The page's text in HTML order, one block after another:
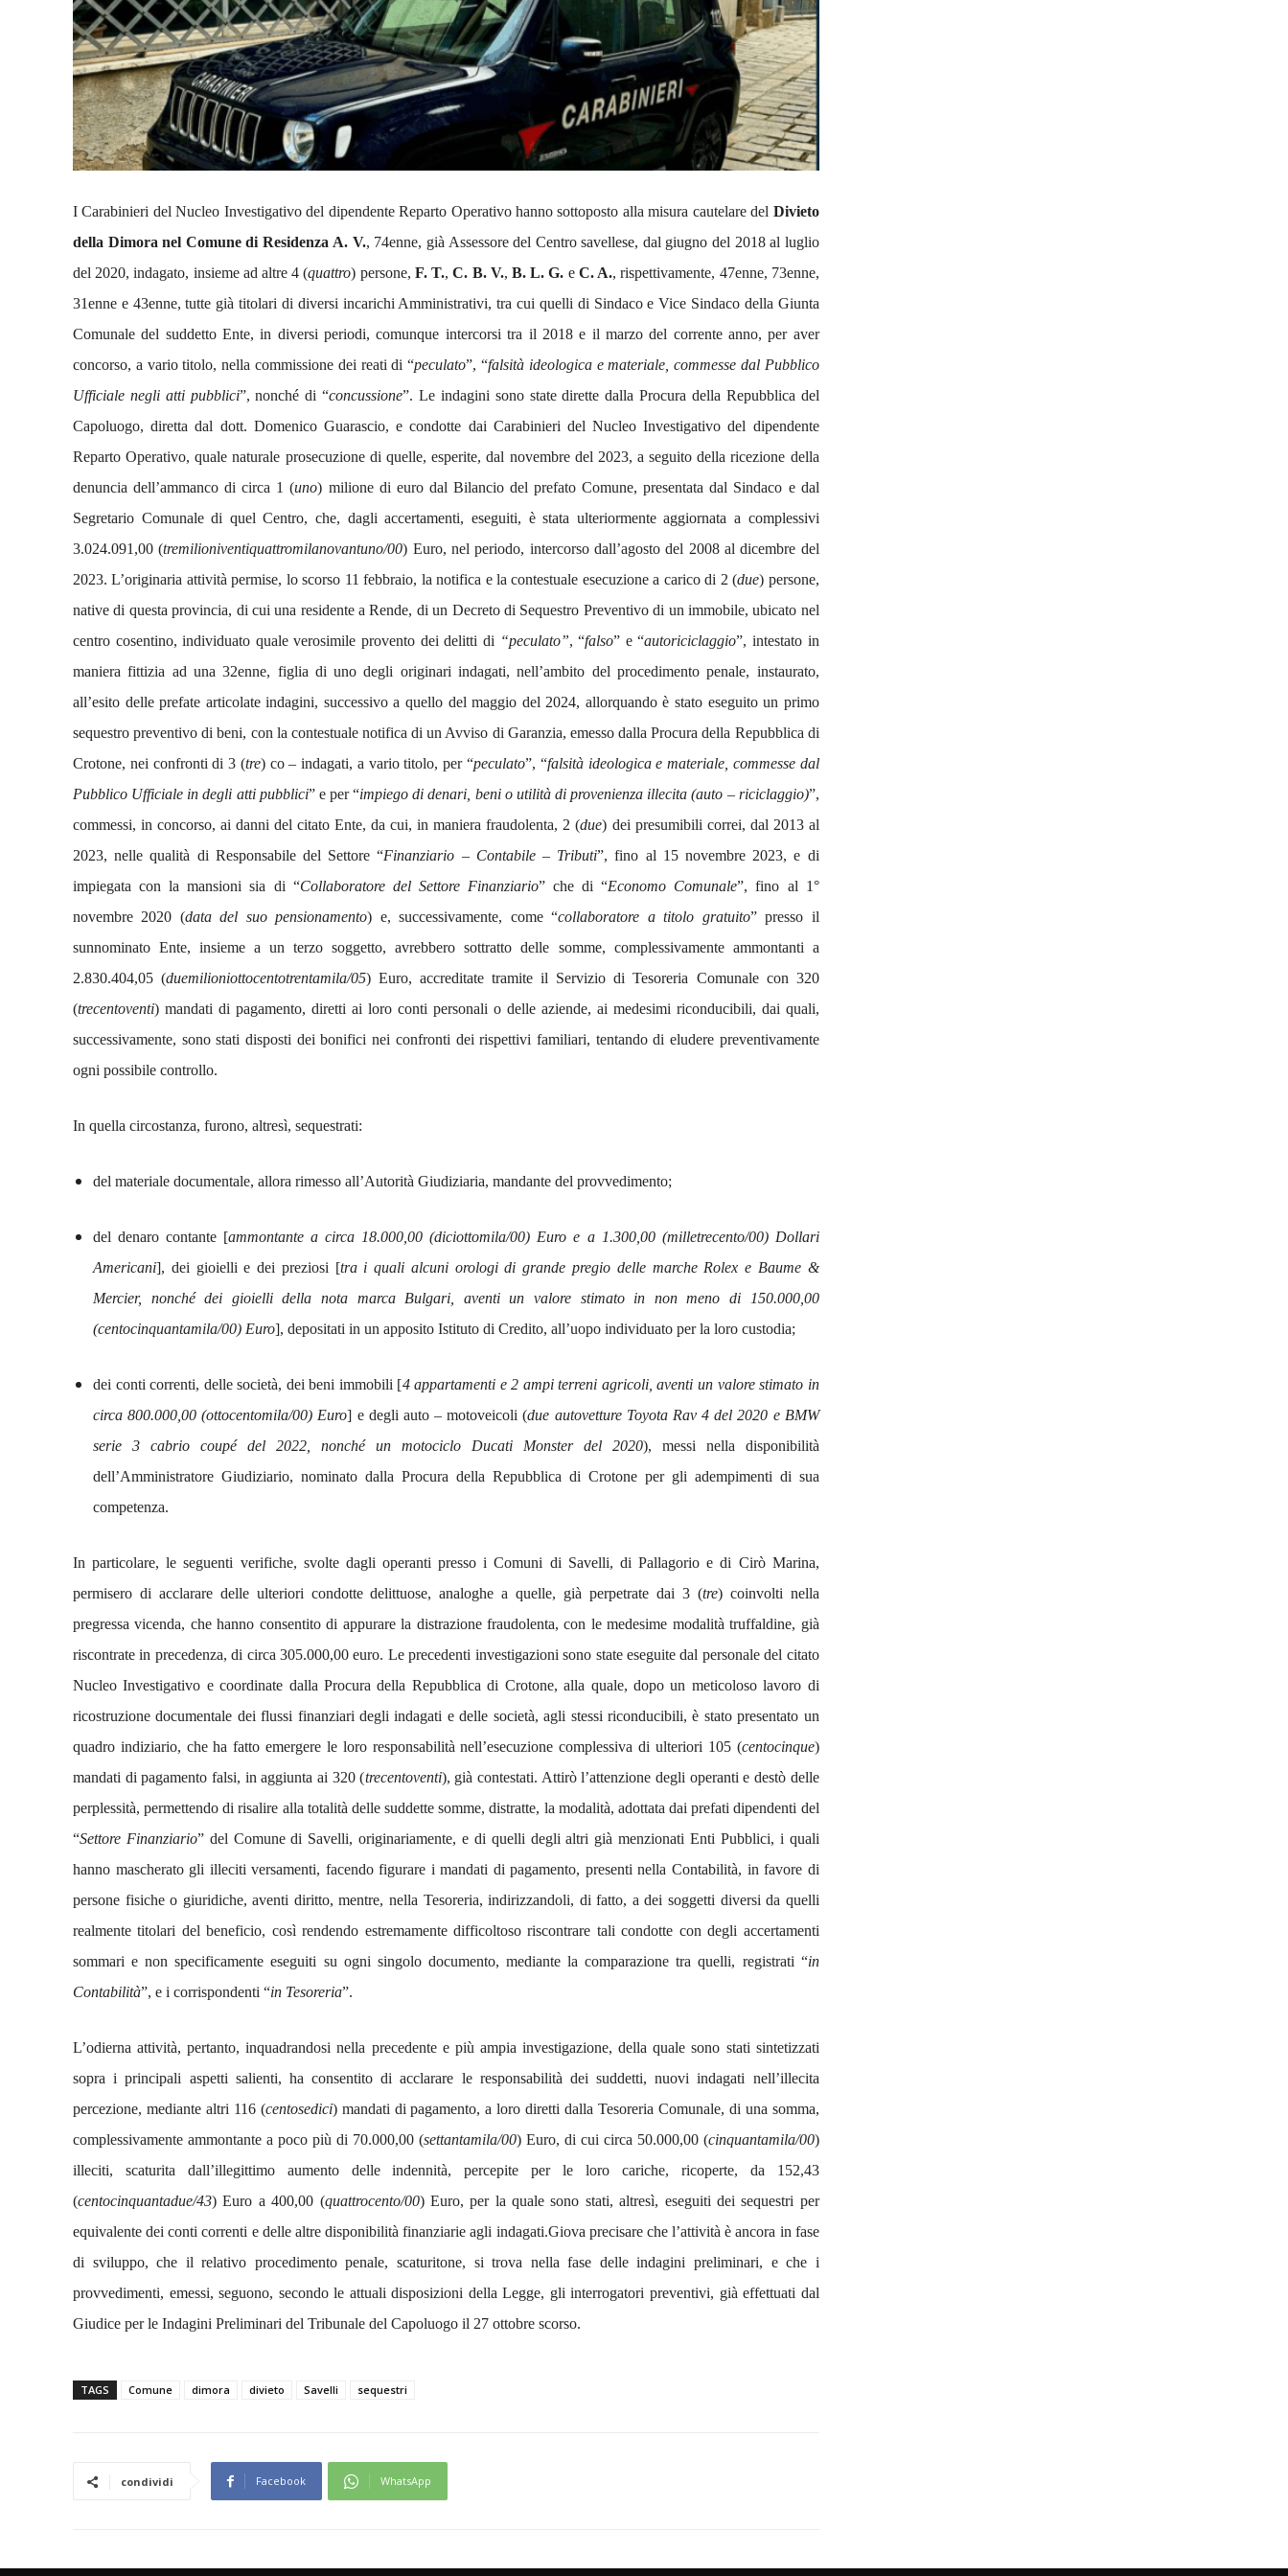
I Carabinieri del Nucleo Investigativo del dipendente Reparto Operativo hanno sottoposto alla misura cautelare del Divieto
della Dimora nel Comune di Residenza A. V., 74enne, già Assessore del Centro savellese, dal giugno del 2018 al luglio
del 2020, indagato, insieme ad altre 4 (quattro) persone, F. T.,C. B. V.,B. L. G. e C. A., rispettivamente, 47enne, 73enne,
31enne e 43enne, tutte già titolari di diversi incarichi Amministrativi, tra cui quelli di Sindaco e Vice Sindaco della Giunta
Comunale del suddetto Ente, in diversi periodi, comunque intercorsi tra il 2018 e il marzo del corrente anno, per aver
concorso, a vario titolo, nella commissione dei reati di “peculato”, “falsità ideologica e materiale, commesse dal Pubblico
Ufficiale negli atti pubblici”, nonché di “concussione”. Le indagini sono state dirette dalla Procura della Repubblica del
Capoluogo, diretta dal dott. Domenico Guarascio, e condotte dai Carabinieri del Nucleo Investigativo del dipendente
Reparto Operativo, quale naturale prosecuzione di quelle, esperite, dal novembre del 2023, a seguito della ricezione della
denuncia dell’ammanco di circa 1 (uno) milione di euro dal Bilancio del prefato Comune, presentata dal Sindaco e dal
Segretario Comunale di quel Centro, che, dagli accertamenti, eseguiti, è stata ulteriormente aggiornata a complessivi
3.024.091,00 (tremilioniventiquattromilanovantuno/00) Euro, nel periodo, intercorso dall’agosto del 2008 al dicembre del
2023.L’originaria attività permise, lo scorso 11 febbraio, la notifica e la contestuale esecuzione a carico di 2 (due) persone,
native di questa provincia, di cui una residente a Rende, di un Decreto di Sequestro Preventivo di un immobile, ubicato nel
centro cosentino, individuato quale verosimile provento dei delitti di “peculato”, “falso” e “autoriciclaggio”, intestato in
maniera fittizia ad una 32enne, figlia di uno degli originari indagati, nell’ambito del procedimento penale, instaurato,
all’esito delle prefate articolate indagini, successivo a quello del maggio del 2024, allorquando è stato eseguito un primo
sequestro preventivo di beni, con la contestuale notifica di un Avviso di Garanzia, emesso dalla Procura della Repubblica di
Crotone, nei confronti di 3 (tre) co – indagati, a vario titolo, per “peculato”, “falsità ideologica e materiale, commesse dal
Pubblico Ufficiale in degli atti pubblici” e per “impiego di denari, beni o utilità di provenienza illecita (auto – riciclaggio)”,
commessi, in concorso, ai danni del citato Ente, da cui, in maniera fraudolenta, 2 (due) dei presumibili correi, dal 2013 al
2023, nelle qualità di Responsabile del Settore “Finanziario – Contabile – Tributi”, fino al 15 novembre 2023, e di
impiegata con la mansioni sia di “Collaboratore del Settore Finanziario” che di “Economo Comunale”, fino al 1°
novembre 2020 (data del suo pensionamento) e, successivamente, come “collaboratore a titolo gratuito” presso il
sunnominato Ente, insieme a un terzo soggetto, avrebbero sottratto delle somme, complessivamente ammontanti a
2.830.404,05 (duemilioniottocentotrentamila/05) Euro, accreditate tramite il Servizio di Tesoreria Comunale con 320
(trecentoventi) mandati di pagamento, diretti ai loro conti personali o delle aziende, ai medesimi riconducibili, dai quali,
successivamente, sono stati disposti dei bonifici nei confronti dei rispettivi familiari, tentando di eludere preventivamente
ogni possibile controllo.
In quella circostanza, furono, altresì, sequestrati:
del materiale documentale, allora rimesso all’Autorità Giudiziaria, mandante del provvedimento;
del denaro contante [ammontante a circa 18.000,00 (diciottomila/00) Euro e a 1.300,00 (milletrecento/00) Dollari
Americani], dei gioielli e dei preziosi [tra i quali alcuni orologi di grande pregio delle marche Rolex e Baume &
Mercier, nonché dei gioielli della nota marca Bulgari, aventi un valore stimato in non meno di 150.000,00
(centocinquantamila/00) Euro], depositati in un apposito Istituto di Credito, all’uopo individuato per la loro custodia;
dei conti correnti, delle società, dei beni immobili [4 appartamenti e 2 ampi terreni agricoli, aventi un valore stimato in
circa 800.000,00 (ottocentomila/00) Euro] e degli auto – motoveicoli (due autovetture Toyota Rav 4 del 2020 e BMW
serie 3 cabrio coupé del 2022, nonché un motociclo Ducati Monster del 2020), messi nella disponibilità
dell’Amministratore Giudiziario, nominato dalla Procura della Repubblica di Crotone per gli adempimenti di sua
competenza.
In particolare, le seguenti verifiche, svolte dagli operanti presso i Comuni di Savelli, di Pallagorio e di Cirò Marina,
permisero di acclarare delle ulteriori condotte delittuose, analoghe a quelle, già perpetrate dai 3 (tre) coinvolti nella
pregressa vicenda, che hanno consentito di appurare la distrazione fraudolenta, con le medesime modalità truffaldine, già
riscontrate in precedenza, di circa 305.000,00 euro. Le precedenti investigazioni sono state eseguite dal personale del citato
Nucleo Investigativo e coordinate dalla Procura della Repubblica di Crotone, alla quale, dopo un meticoloso lavoro di
ricostruzione documentale dei flussi finanziari degli indagati e delle società, agli stessi riconducibili, è stato presentato un
quadro indiziario, che ha fatto emergere le loro responsabilità nell’esecuzione complessiva di ulteriori 105 (centocinque)
mandati di pagamento falsi, in aggiunta ai 320 (trecentoventi), già contestati. Attirò l’attenzione degli operanti e destò delle
perplessità, permettendo di risalire alla totalità delle suddette somme, distratte, la modalità, adottata dai prefati dipendenti del
“Settore Finanziario” del Comune di Savelli, originariamente, e di quelli degli altri già menzionati Enti Pubblici, i quali
hanno mascherato gli illeciti versamenti, facendo figurare i mandati di pagamento, presenti nella Contabilità, in favore di
persone fisiche o giuridiche, aventi diritto, mentre, nella Tesoreria, indirizzandoli, di fatto, a dei soggetti diversi da quelli
realmente titolari del beneficio, così rendendo estremamente difficoltoso riscontrare tali condotte con degli accertamenti
sommari e non specificamente eseguiti su ogni singolo documento, mediante la comparazione tra quelli, registrati “in
Contabilità”, e i corrispondenti “in Tesoreria”.
L’odierna attività, pertanto, inquadrandosi nella precedente e più ampia investigazione, della quale sono stati sintetizzati
sopra i principali aspetti salienti, ha consentito di acclarare le responsabilità dei suddetti, nuovi indagati nell’illecita
percezione, mediante altri 116 (centosedici) mandati di pagamento, a loro diretti dalla Tesoreria Comunale, di una somma,
complessivamente ammontante a poco più di 70.000,00 (settantamila/00) Euro, di cui circa 50.000,00 (cinquantamila/00)
illeciti, scaturita dall’illegittimo aumento delle indennità, percepite per le loro cariche, ricoperte, da 152,43
(centocinquantadue/43) Euro a 400,00 (quattrocento/00) Euro, per la quale sono stati, altresì, eseguiti dei sequestri per
equivalente dei conti correnti e delle altre disponibilità finanziarie agli indagati.Giova precisare che l’attività è ancora in fase
di sviluppo, che il relativo procedimento penale, scaturitone, si trova nella fase delle indagini preliminari, e che i
provvedimenti, emessi, seguono, secondo le attuali disposizioni della Legge, gli interrogatori preventivi, già effettuati dal
Giudice per le Indagini Preliminari del Tribunale del Capoluogo il 27 ottobre scorso.
TAGS Comune dimora divieto Savelli sequestri
condividi Facebook WhatsApp